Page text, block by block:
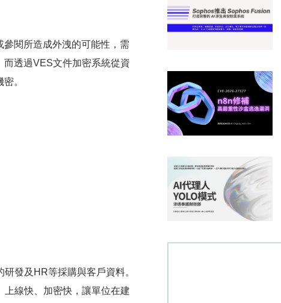
閱所造成外洩的可能性，需
透過VES文件加密系統從資
。
發及HR等採購與客戶資料。
線快、加密快，讓單位在建